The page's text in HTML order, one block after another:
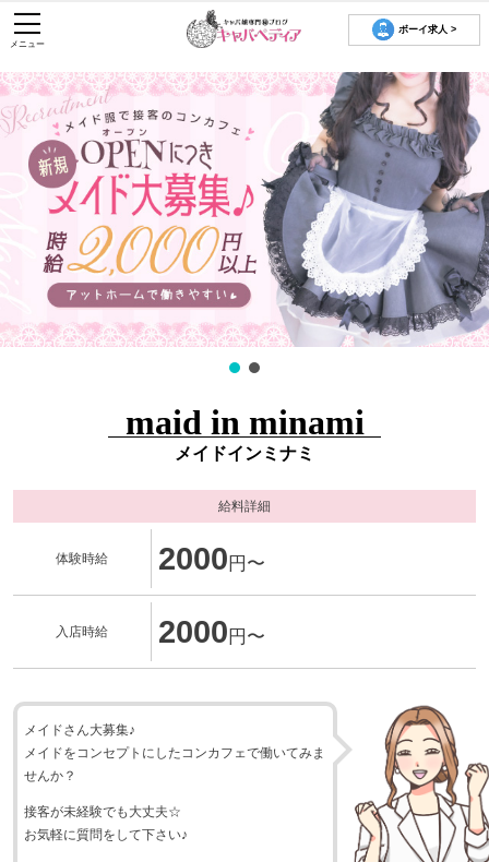
ボーイ求人 >
メニュー
maid in minami
メイドインミナミ
給料詳細
体験時給 2000 円〜
入店時給 2000 円〜
メイドさん大募集♪
メイドをコンセプトにしたコンカフェで働いてみま
せんか？
接客が未経験でも大丈夫☆
お気軽に質問をして下さい♪